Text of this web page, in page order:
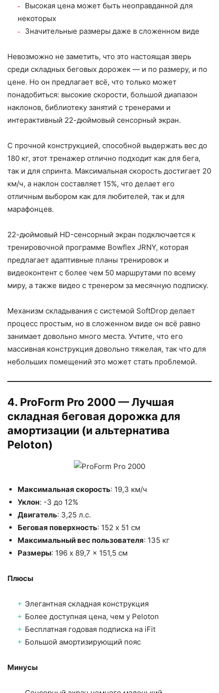
Высокая цена может быть неоправданной для
некоторых
Значительные размеры даже в сложенном виде
Невозможно не заметить, что это настоящая зверь
среди складных беговых дорожек — и по размеру, и по
цене. Но он предлагает всё, что только может
понадобиться: высокие скорости, большой диапазон
наклонов, библиотеку занятий с тренерами и
интерактивный 22-дюймовый сенсорный экран.
С прочной конструкцией, способной выдержать вес до
180 кг, этот тренажер отлично подходит как для бега,
так и для спринта. Максимальная скорость достигает 20
км/ч, а наклон составляет 15%, что делает его
отличным выбором как для любителей, так и для
марафонцев.
22-дюймовый HD-сенсорный экран подключается к
тренировочной программе Bowflex JRNY, которая
предлагает адаптивные планы тренировок и
видеоконтент с более чем 50 маршрутами по всему
миру, а также видео с тренером за месячную подписку.
Механизм складывания с системой SoftDrop делает
процесс простым, но в сложенном виде он всё равно
занимает довольно много места. Учтите, что его
массивная конструкция довольно тяжелая, так что для
небольших помещений это может стать проблемой.
4. ProForm Pro 2000 — Лучшая
складная беговая дорожка для
амортизации (и альтернатива
Peloton)
Максимальная скорость: 19,3 км/ч
Уклон: -3 до 12%
Двигатель: 3,25 л.с.
Беговая поверхность: 152 x 51 см
Максимальный вес пользователя: 135 кг
Размеры: 196 x 89,7 x 151,5 см
Плюсы
Элегантная складная конструкция
Более доступная цена, чем у Peloton
Бесплатная годовая подписка на iFit
Большой амортизирующий пояс
Минусы